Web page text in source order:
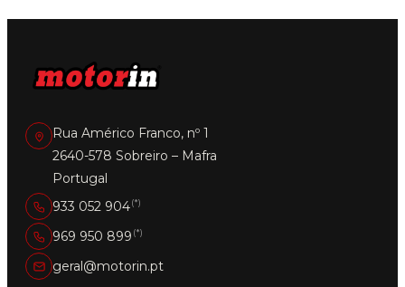
options
Rua Américo Franco, nº 1
2640-578 Sobreiro – Mafra
Portugal
933 052 904(*)
969 950 899 (*)
geral@motorin.pt